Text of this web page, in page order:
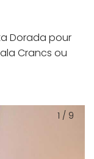
Dorada pour
Crancs ou
1 / 9